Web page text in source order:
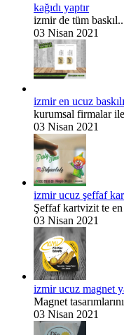
kağıdı yaptır
izmir de tüm baskıl..
03 Nisan 2021
izmir en ucuz
kurumsal firmalar
03 Nisan 2021
izmir ucuz şeffaf
Şeffaf kartvizit te
03 Nisan 2021
izmir ucuz magnet
Magnet
03 Nisan 2021